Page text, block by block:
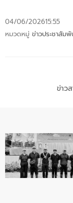
04/06/202615:55
หมวดหมู่ ข่าวประชาสัม
ข่าว